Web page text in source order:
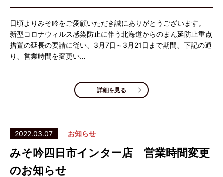
日頃よりみそ吟をご愛顧いただき誠にありがとうございます。
新型コロナウィルス感染防止に伴う北海道からのまん延防止重点
措置の延長の要請に従い、3月7日～3月21日まで期間、下記の通
り、営業時間を変更い…
詳細を見る
2022.03.07 お知らせ
みそ吟四日市インター店 営業時間変更
のお知らせ